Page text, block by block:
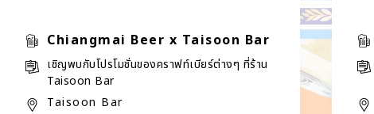
Chiangmai Beer x Taisoon Bar
เชิญพบกับโปรโมชั่นของคราฟท์เบียร์ต่างๆ ที่ร้าน
Taisoon Bar
Taisoon Bar